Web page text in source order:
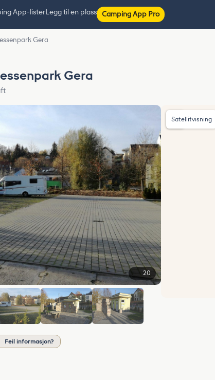
App-listerLegg til en plass Camping App Pro
Gera
Gera
20
Satellitvisning
Feil informasjon?